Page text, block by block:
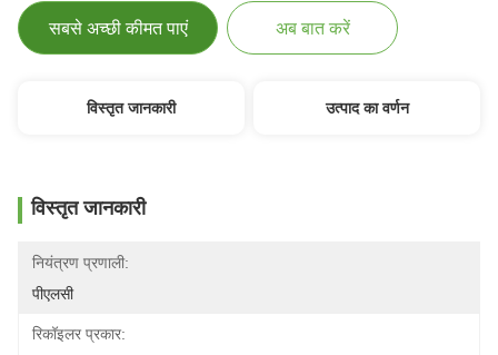
सबसे अच्छी कीमत पाएं अब बात करें
विस्तृत जानकारी उत्पाद का वर्णन
विस्तृत जानकारी
नियंत्रण प्रणाली:
पीएलसी
रिकॉइलर प्रकार: